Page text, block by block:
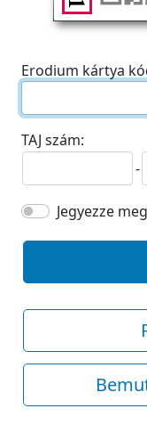
Erodium kártya
TAJ szám:
-
Jegyezze